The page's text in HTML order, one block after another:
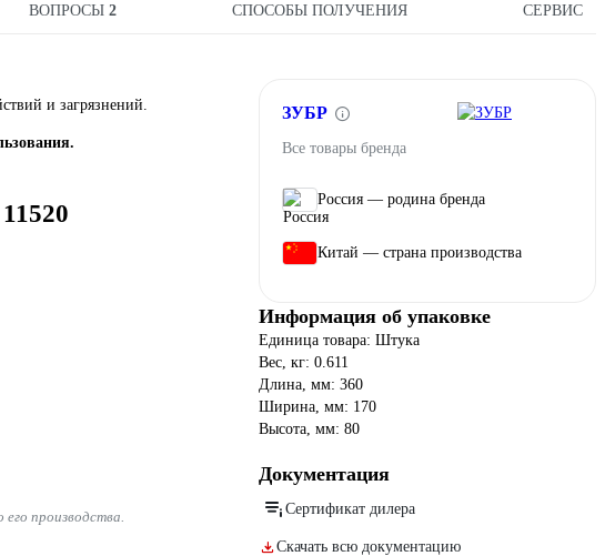
ВОПРОСЫ 2 СПОСОБЫ ПОЛУЧЕНИЯ СЕРВИС
и загрязнений.
производства.
ЗУБР
Все товары бренда
Россия — родина бренда
Китай — страна производства
Информация об упаковке
Единица товара: Штука
Вес, кг: 0.611
Длина, мм: 360
Ширина, мм: 170
Высота, мм: 80
Документация
Сертификат дилера
Скачать всю документацию